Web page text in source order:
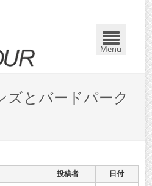
Menu
ズとバードパーク
投稿者
日付